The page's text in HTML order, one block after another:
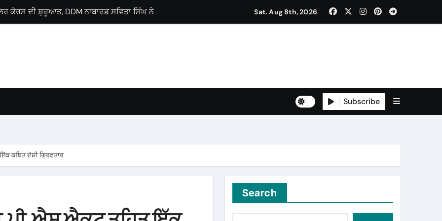
ਸਿੰਘ ਸਿੰਗੜੀਵਾਲਾ ਨੂੰ ਵਿਧਾਨ ਸਭਾ ਹਲਕਾ ਗੜਸ਼ੰਕਰ ਤੋਂ ਉਮੀਦਵਾਰ ਐਲਾਨਿਆ
Career Guidance Seminar
Sat. Aug 8th, 2026
Subscribe
ਕਥਿਤ ਦੋਸ਼ੀ ਗ੍ਰਿਫਤਾਰ
Search